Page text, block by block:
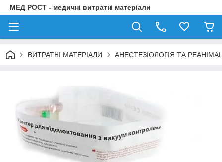
МЕД РОСТ - медичні витратні матеріали
ВИТРАТНІ МАТЕРІАЛИ АНЕСТЕЗІОЛОГІЯ ТА